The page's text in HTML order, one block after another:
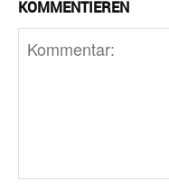
KOMMENTIEREN